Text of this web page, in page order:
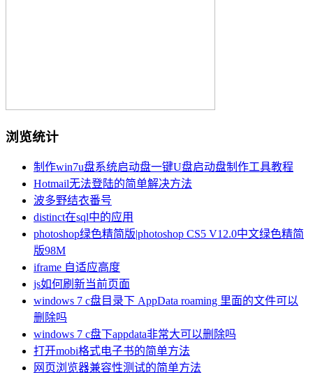
浏览统计
制作win7u盘系统启动盘一键U盘启动盘制作工具教程
Hotmail无法登陆的简单解决方法
波多野结衣番号
distinct在sql中的应用
photoshop绿色精简版|photoshop CS5 V12.0中文绿色精简
版98M
iframe 自适应高度
js如何刷新当前页面
windows 7 c盘目录下 AppData roaming 里面的文件可以
删除吗
windows 7 c盘下appdata非常大可以删除吗
打开mobi格式电子书的简单方法
网页浏览器兼容性测试的简单方法